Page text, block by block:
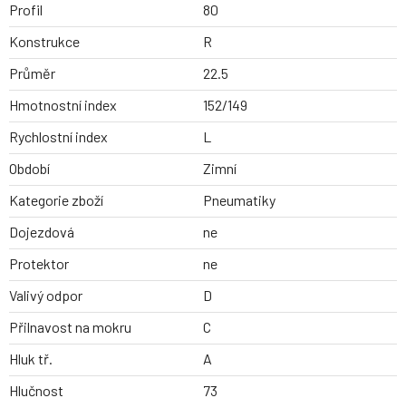
Profil
80
Konstrukce
R
Průměr
22.5
Hmotnostní index
152/149
Rychlostní index
L
Období
Zimní
Kategorie zboží
Pneumatiky
Dojezdová
ne
Protektor
ne
Valivý odpor
D
Přilnavost na mokru
C
Hluk tř.
A
Hlučnost
73